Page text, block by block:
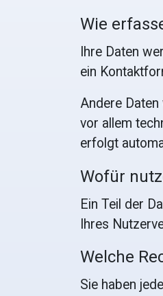
Wie
Ihre Daten
ein
Andere
vor allem
erfolgt
Wofür
Ein Teil der
Ihres
Welche
Sie haben